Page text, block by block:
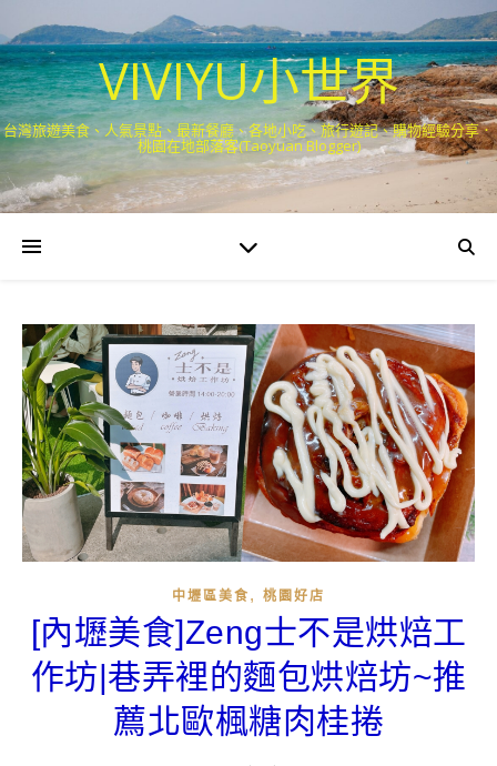
VIVIYU小世界
台灣旅遊美食、人氣景點、最新餐廳、各地小吃、旅行遊記、購物經驗分享．
桃園在地部落客(Taoyuan Blogger)
中壢區美食 , 桃園好店
[內壢美食]Zeng士不是烘焙工
作坊|巷弄裡的麵包烘焙坊~推
薦北歐楓糖肉桂捲